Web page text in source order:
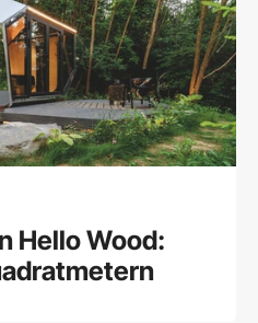
Hello Wood: